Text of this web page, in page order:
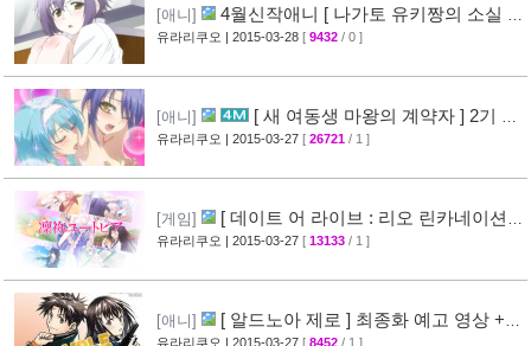
[애니]
4월신작애니 [ 나가토 유키짱의 소실 ]
PV 영상 공개 [35]
유라리쿠오 | 2015-03-28 [ 9432 / 0 ]
[애니]
[ 새 여동생 마왕의 계약자 ] 2기 제
작 결정 + 티저 영상 공개 [45]
유라리쿠오 | 2015-03-27 [ 26721 / 1 ]
[게임]
[ 데이트 어 라이브 : 리오 린카네이션 ]
PV 영상 공개 [36]
유라리쿠오 | 2015-03-27 [ 13133 / 1 ]
[애니]
[ 알드노아 제로 ] 최종화 예고 영상 +
유라리쿠오 | 2015-03-27 [ 8452 / 1 ]